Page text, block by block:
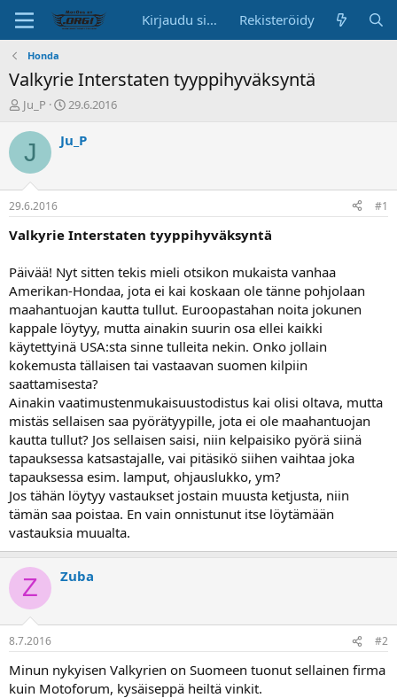
Kirjaudu sisään Rekisteröidy
Honda
Valkyrie Interstaten tyyppihyväksyntä
K
s
s
t
e
l
a
l
o
i
t
t
a
j
a
Ju_P
A
o
p
ä
ä
29.6.2016
J Ju_P
29.6.2016 #1
Valkyrie Interstaten tyyppihyväksyntä
Päivää! Nyt sitten tekis mieli otsikon mukaista vanhaa
Amerikan-Hondaa, jota ei kai koskaan ole tänne pohjolaan
maahantuojan kautta tullut. Euroopastahan noita jokunen
kappale löytyy, mutta ainakin suurin osa ellei kaikki
käytettyinä USA:sta sinne tulleita nekin. Onko jollain
kokemusta tällaisen tai vastaavan suomen kilpiin
saattamisesta?
Ainakin vaatimustenmukaisuustodistus kai olisi oltava, mutta
mistäs sellaisen saa pyörätyypille, jota ei ole maahantuojan
kautta tullut? Jos sellaisen saisi, niin kelpaisiko pyörä siinä
tapauksessa katsastajalle, vai pitäsikö siihen vaihtaa joka
tapauksessa esim. lamput, ohjauslukko, ym?
Jos tähän löytyy vastaukset jostain muusta ketjusta, niin
tämän saa poistaa. En vain onnistunut itse löytämään
vastauksia muualta.
Z Zuba
8.7.2016 #2
Minun nykyisen Valkyrien on Suomeen tuonut sellainen firma
kuin Motoforum, kysäiseppä heiltä vinkit.